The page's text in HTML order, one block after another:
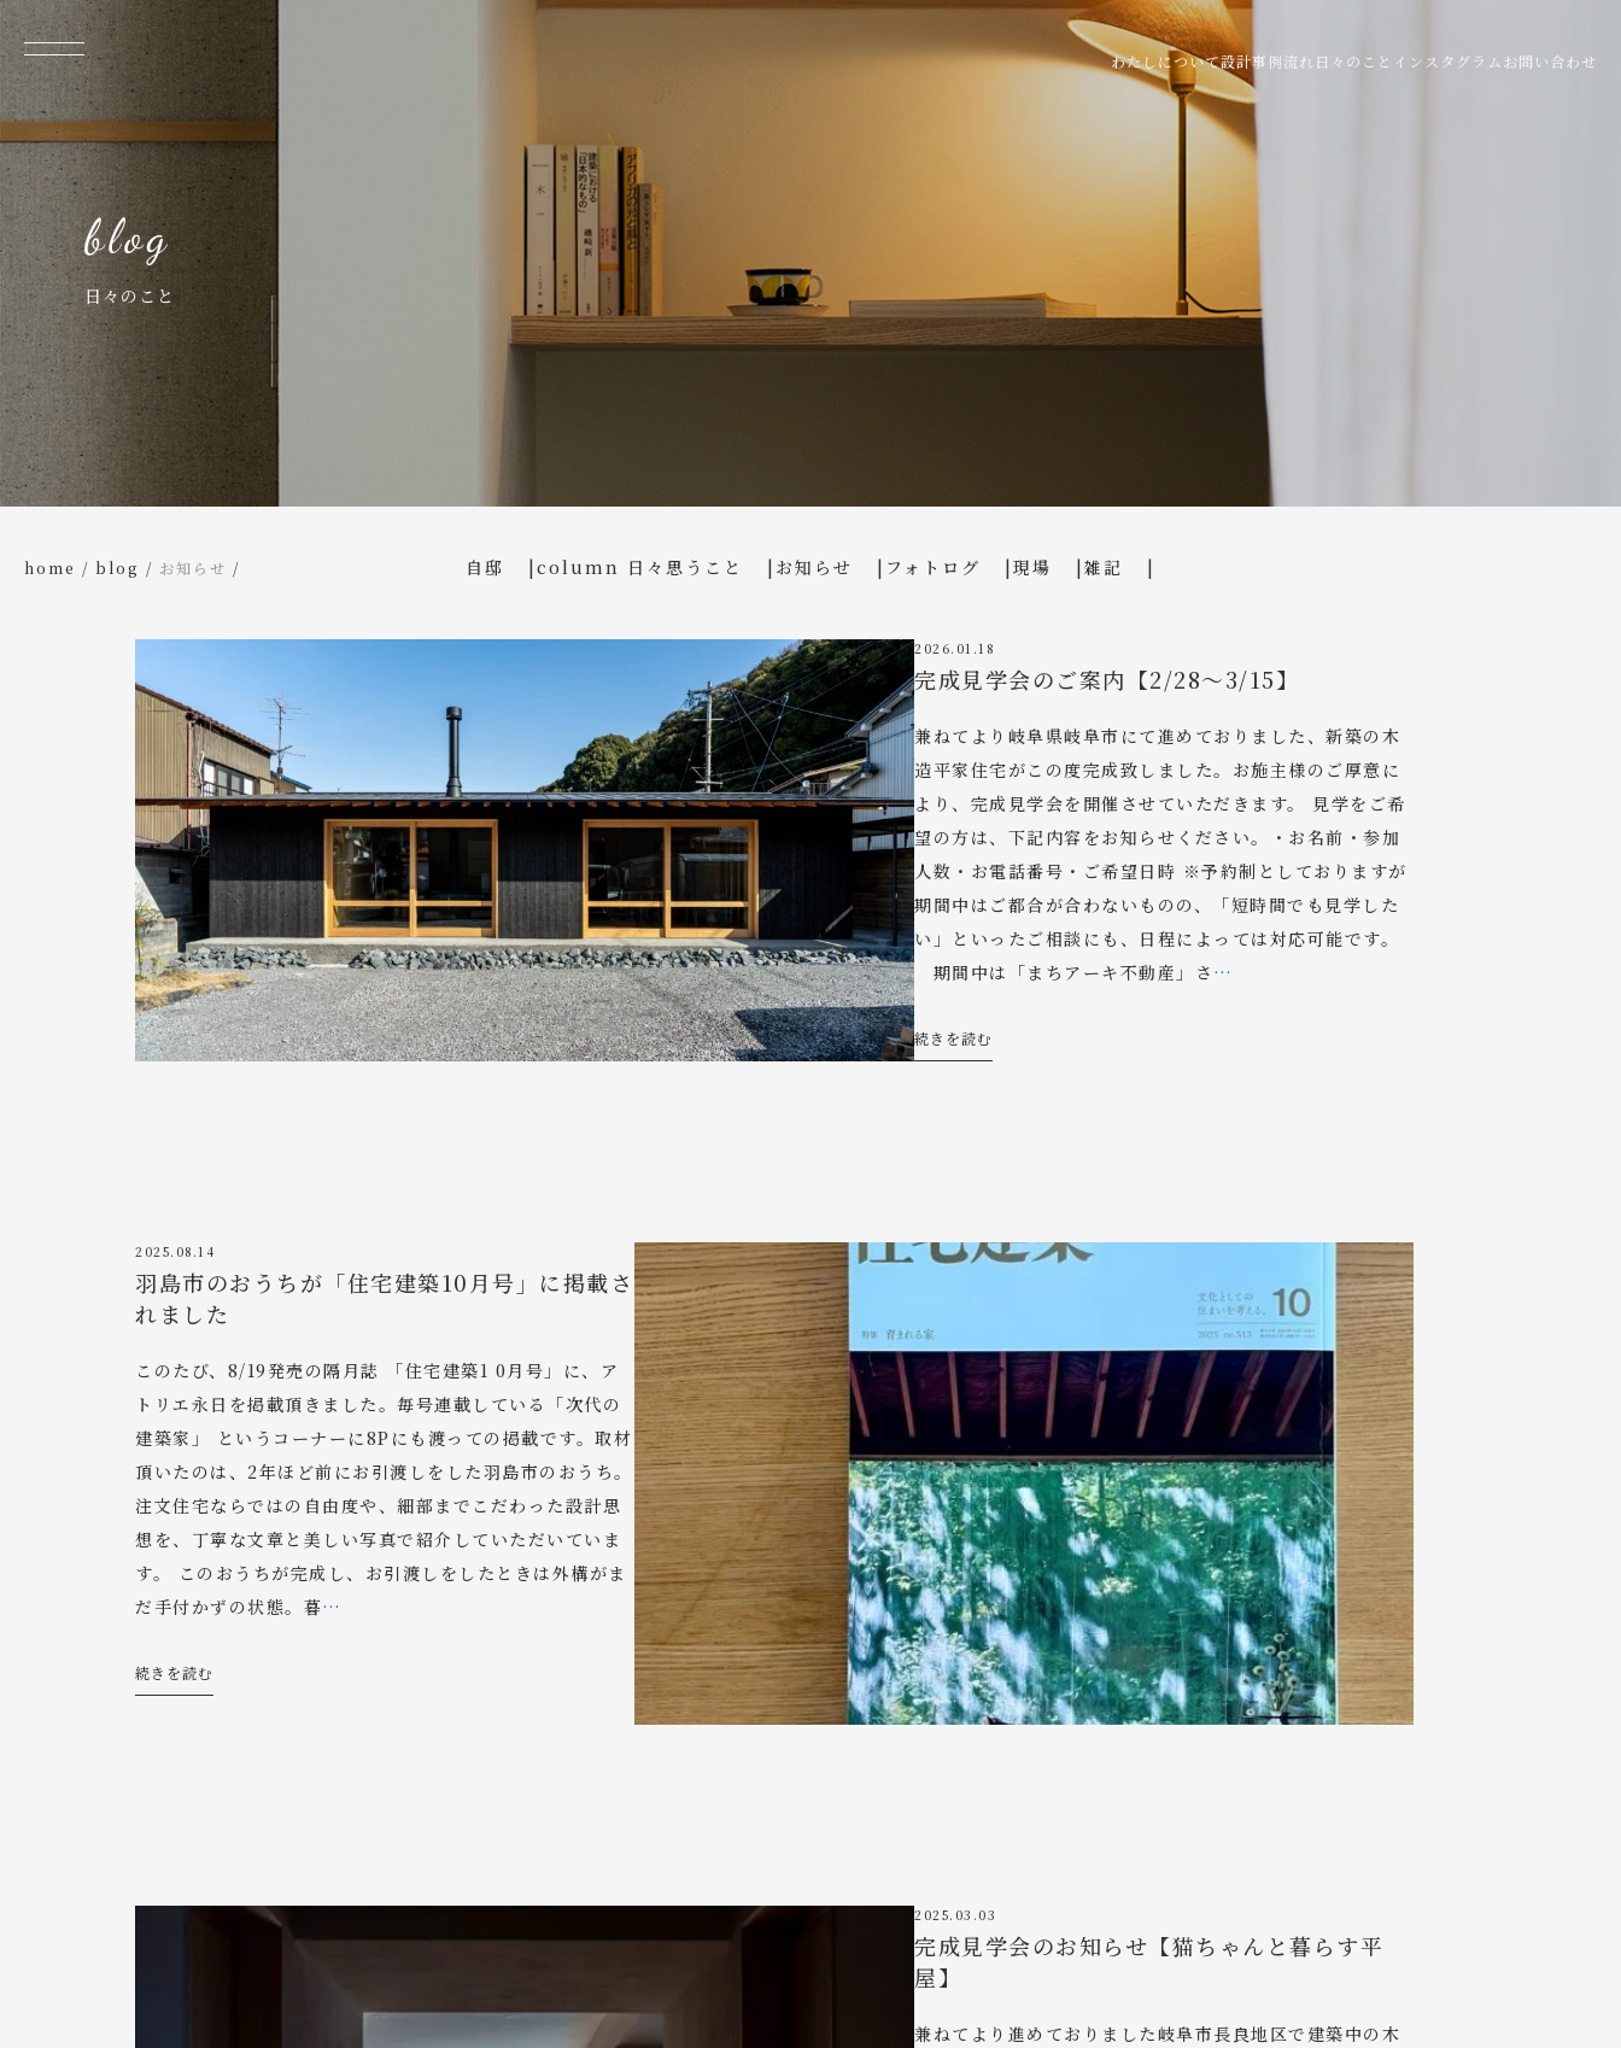
わたしについて設計事例流れ 日々のこと インスタグラム お問い合わせ
日々のこと
home blog お知らせ 自邸 column 日々思うこと お知らせ フォトログ 現場 雑記
2026.01.18
完成見学会のご案内【2/28～3/15】
兼ねてより岐阜県岐阜市にて進めておりました、新築の木
造平家住宅がこの度完成致しました。お施主様のご厚意に
より、完成見学会を開催させていただきます。 見学をご希
望の方は、下記内容をお知らせください。・お名前・参加
人数・お電話番号・ご希望日時 ※予約制としておりますが
期間中はご都合が合わないものの、「短時間でも見学した
い」といったご相談にも、日程によっては対応可能です。
期間中は「まちアーキ不動産」さ …
続きを読む
2025.08.14
羽島市のおうちが「住宅建築10月号」に掲載さ
れました
このたび、8/19発売の隔月誌 「住宅建築1 0月号」に、ア
トリエ永日を掲載頂きました。毎号連載している「次代の
建築家」 というコーナーに8Pにも渡っての掲載です。取材
頂いたのは、2年ほど前にお引渡しをした羽島市のおうち。
注文住宅ならではの自由度や、細部までこだわった設計思
想を、丁寧な文章と美しい写真で紹介していただいていま
す。 このおうちが完成し、お引渡しをしたときは外構がま
だ手付かずの状態。暮…
続きを読む
2025.03.03
完成見学会のお知らせ【猫ちゃんと暮らす平
屋】
兼ねてより進めておりました岐阜市長良地区で建築中の木